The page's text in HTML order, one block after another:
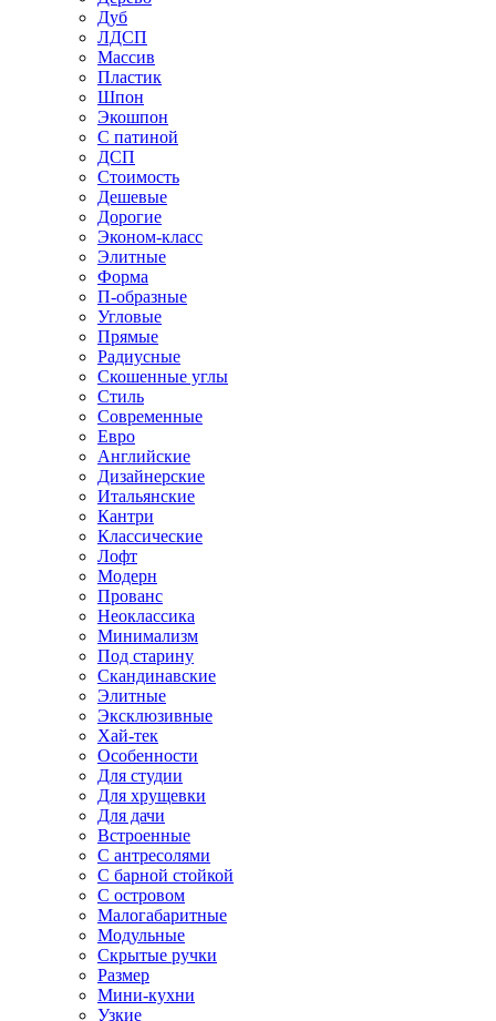
Дуб
ЛДСП
Массив
Пластик
Шпон
Экошпон
С патиной
ДСП
Стоимость
Дешевые
Дорогие
Эконом-класс
Элитные
Форма
П-образные
Угловые
Прямые
Радиусные
Скошенные углы
Стиль
Современные
Евро
Английские
Дизайнерские
Итальянские
Кантри
Классические
Лофт
Модерн
Прованс
Неоклассика
Минимализм
Под старину
Скандинавские
Элитные
Эксклюзивные
Хай-тек
Особенности
Для студии
Для хрущевки
Для дачи
Встроенные
С антресолями
С барной стойкой
С островом
Малогабаритные
Модульные
Скрытые ручки
Размер
Мини-кухни
Узкие